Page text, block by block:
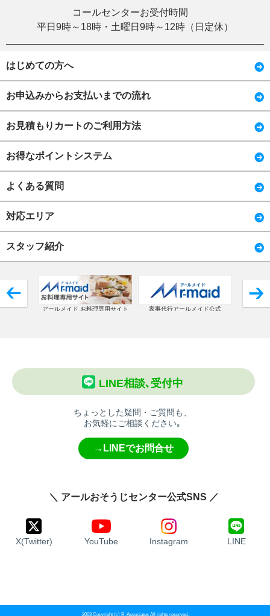
コールセンターお受付時間
平日9時～18時・土曜日9時～12時（日定休）
はじめての方へ
お申込みからお支払いまでの流れ
お見積もりカートのご利用方法
お得なポイントシステム
よくある質問
対応エリア
スタッフ紹介
アールメイド お料理専用サイト 家事代行アールメイド公式 コ
LINE相談､受付中
ちょっとした疑問・ご質問も、
お気軽にご相談ください｡
→LINEでお問合せ
＼ アールおそうじセンター公式SNS ／
X(Twitter) YouTube Instagram LINE
2003 Copyright (c) R-Associates All rights reserved.